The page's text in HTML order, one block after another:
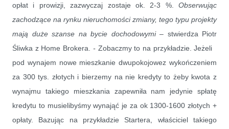
opłat i prowizji, zazwyczaj zostaje ok. 2-3 %. Obserwując
zachodzące na rynku nieruchomości zmiany, tego typu projekty
mają duże szanse na bycie dochodowymi – stwierdza Piotr
Śliwka z Home Brokera. - Zobaczmy to na przykładzie. Jeżeli
pod wynajem nowe mieszkanie dwupokojowez wykończeniem
za 300 tys. złotych i bierzemy na nie kredyty to żeby kwota z
wynajmu takiego mieszkania zapewniła nam jedynie spłatę
kredytu to musielibyśmy wynająć je za ok 1300-1600 złotych +
opłaty. Bazując na przykładzie Startera, właściciel takiego